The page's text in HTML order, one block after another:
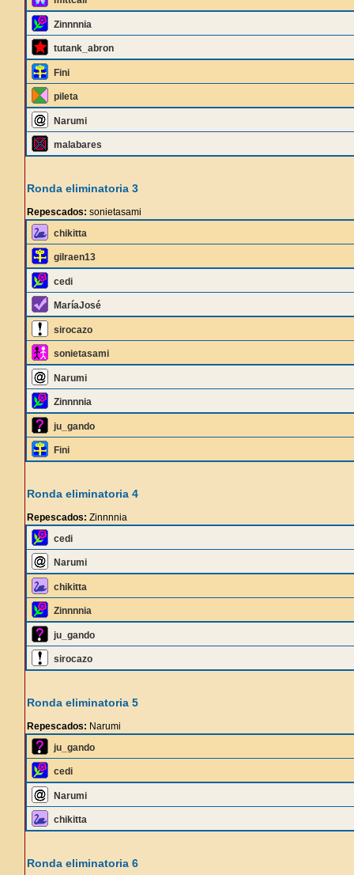
Zinnnnia
tutank_abron
Fini
pileta
Narumi
malabares
Ronda eliminatoria 3
Repescados: sonietasami
chikitta
gilraen13
cedi
MaríaJosé
sirocazo
sonietasami
Narumi
Zinnnnia
ju_gando
Fini
Ronda eliminatoria 4
Repescados: Zinnnnia
cedi
Narumi
chikitta
Zinnnnia
ju_gando
sirocazo
Ronda eliminatoria 5
Repescados: Narumi
ju_gando
cedi
Narumi
chikitta
Ronda eliminatoria 6